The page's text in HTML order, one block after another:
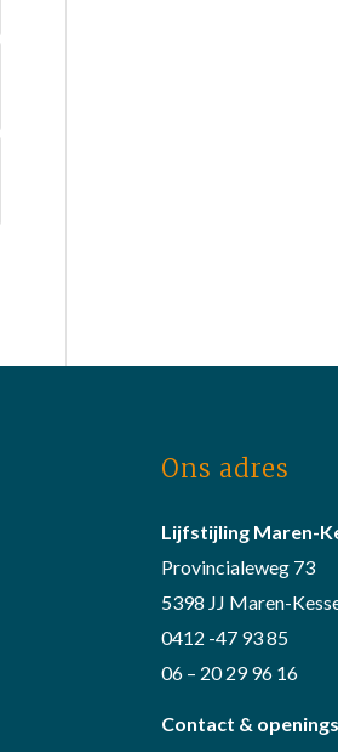
Ons adres
Lijfstijling Maren-
Provincialeweg 73
5398 JJ Maren-
0412 -47 93 85
06 – 20 29 96 16
Contact &